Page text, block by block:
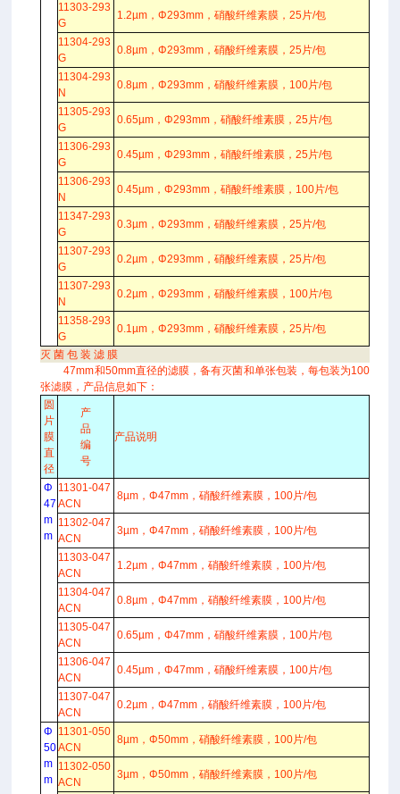
11303-293
G
1.2µm，Φ293mm，硝酸纤维素膜，25片/包
11304-293
G
0.8µm，Φ293mm，硝酸纤维素膜，25片/包
11304-293
N
0.8µm，Φ293mm，硝酸纤维素膜，100片/包
11305-293
G
0.65µm，Φ293mm，硝酸纤维素膜，25片/包
11306-293
G
0.45µm，Φ293mm，硝酸纤维素膜，25片/包
11306-293
N
0.45µm，Φ293mm，硝酸纤维素膜，100片/包
11347-293
G
0.3µm，Φ293mm，硝酸纤维素膜，25片/包
11307-293
G
0.2µm，Φ293mm，硝酸纤维素膜，25片/包
11307-293
N
0.2µm，Φ293mm，硝酸纤维素膜，100片/包
11358-293
G
0.1µm，Φ293mm，硝酸纤维素膜，25片/包
灭 菌 包 装 滤 膜
47mm和50mm直径的滤膜，备有灭菌和单张包装，每包装为100
张滤膜，产品信息如下：
圆
片
膜
直
径
产
品
编
号
产品说明
Φ
47
m
m
11301-047
ACN
8µm，Φ47mm，硝酸纤维素膜，100片/包
11302-047
ACN
3µm，Φ47mm，硝酸纤维素膜，100片/包
11303-047
ACN
1.2µm，Φ47mm，硝酸纤维素膜，100片/包
11304-047
ACN
0.8µm，Φ47mm，硝酸纤维素膜，100片/包
11305-047
ACN
0.65µm，Φ47mm，硝酸纤维素膜，100片/包
11306-047
ACN
0.45µm，Φ47mm，硝酸纤维素膜，100片/包
11307-047
ACN
0.2µm，Φ47mm，硝酸纤维素膜，100片/包
Φ
50
m
m
11301-050
ACN
8µm，Φ50mm，硝酸纤维素膜，100片/包
11302-050
ACN
3µm，Φ50mm，硝酸纤维素膜，100片/包